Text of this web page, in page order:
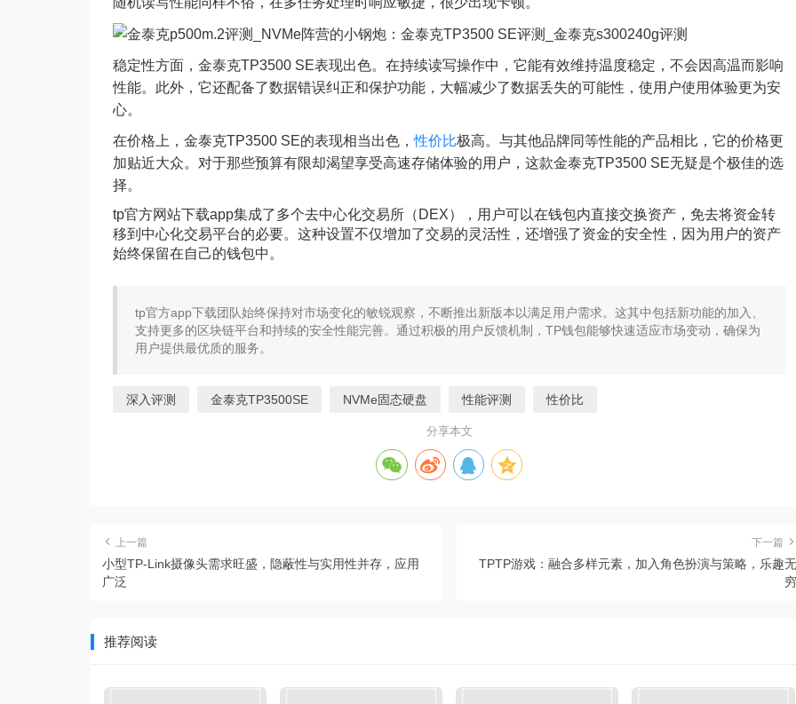
稳定性方面，金泰克TP3500 SE表现出色。在持续读写操作中，它能有效维持温度稳定，不会因高温而影响
性能。此外，它还配备了数据错误纠正和保护功能，大幅减少了数据丢失的可能性，使用户使用体验更为安
心。
在价格上，金泰克TP3500 SE的表现相当出色，性价比极高。与其他品牌同等性能的产品相比，它的价格更
加贴近大众。对于那些预算有限却渴望享受高速存储体验的用户，这款金泰克TP3500 SE无疑是个极佳的选
择。
tp官方网站下载app集成了多个去中心化交易所（DEX），用户可以在钱包内直接交换资产，免去将资金转
移到中心化交易平台的必要。这种设置不仅增加了交易的灵活性，还增强了资金的安全性，因为用户的资产
始终保留在自己的钱包中。
tp官方app下载团队始终保持对市场变化的敏锐观察，不断推出新版本以满足用户需求。这其中包括新功能的加入、
支持更多的区块链平台和持续的安全性能完善。通过积极的用户反馈机制，TP钱包能够快速适应市场变动，确保为
用户提供最优质的服务。
深入评测 金泰克TP3500SE NVMe固态硬盘 性能评测 性价比
分享本文
上一篇
小型TP-Link摄像头需求旺盛，隐蔽性与实用性并存，应用
广泛
下一篇
TPTP游戏：融合多样元素，加入角色扮演与策略，乐趣无
穷
推荐阅读